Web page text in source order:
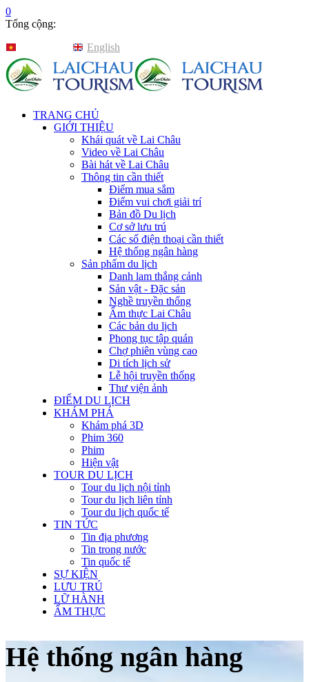
0
Tổng cộng:
English
TRANG CHỦ
GIỚI THIỆU
Khái quát về Lai Châu
Video về Lai Châu
Bài hát về Lai Châu
Thông tin cần thiết
Điểm mua sắm
Điểm vui chơi giải trí
Bản đồ Du lịch
Cơ sở lưu trú
Các số điện thoại cần thiết
Hệ thống ngân hàng
Sản phẩm du lịch
Danh lam thắng cảnh
Sản vật - Đặc sản
Nghề truyền thống
Ẩm thực Lai Châu
Các bản du lịch
Phong tục tập quán
Chợ phiên vùng cao
Di tích lịch sử
Lễ hội truyền thống
Thư viện ảnh
ĐIỂM DU LỊCH
KHÁM PHÁ
Khám phá 3D
Phim 360
Phim
Hiện vật
TOUR DU LỊCH
Tour du lịch nội tỉnh
Tour du lịch liên tỉnh
Tour du lịch quốc tế
TIN TỨC
Tin địa phương
Tin trong nước
Tin quốc tế
SỰ KIỆN
LƯU TRÚ
LỮ HÀNH
ẨM THỰC
Hệ thống ngân hàng